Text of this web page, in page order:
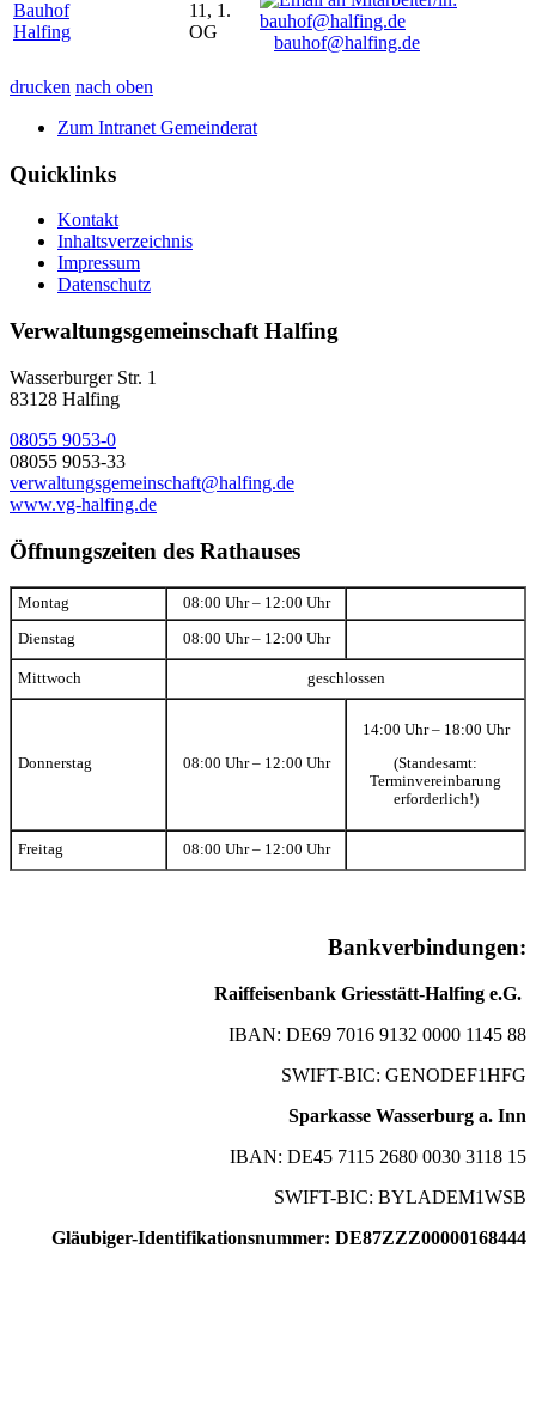
Bauhof
Halfing
11, 1.
OG
bauhof@halfing.de
drucken nach oben
Zum Intranet Gemeinderat
Quicklinks
Kontakt
Inhaltsverzeichnis
Impressum
Datenschutz
Verwaltungsgemeinschaft Halfing
Wasserburger Str. 1
83128 Halfing
08055 9053-0
08055 9053-33
verwaltungsgemeinschaft@halfing.de
www.vg-halfing.de
Öffnungszeiten des Rathauses
Montag 08:00 Uhr – 12:00 Uhr
Dienstag 08:00 Uhr – 12:00 Uhr
Mittwoch geschlossen
Donnerstag 08:00 Uhr – 12:00 Uhr
14:00 Uhr – 18:00 Uhr
(Standesamt:
Terminvereinbarung
erforderlich!)
Freitag 08:00 Uhr – 12:00 Uhr
Bankverbindungen:
Raiffeisenbank Griesstätt-Halfing e.G.
IBAN: DE69 7016 9132 0000 1145 88
SWIFT-BIC: GENODEF1HFG
Sparkasse Wasserburg a. Inn
IBAN: DE45 7115 2680 0030 3118 15
SWIFT-BIC: BYLADEM1WSB
Gläubiger-Identifikationsnummer: DE87ZZZ00000168444